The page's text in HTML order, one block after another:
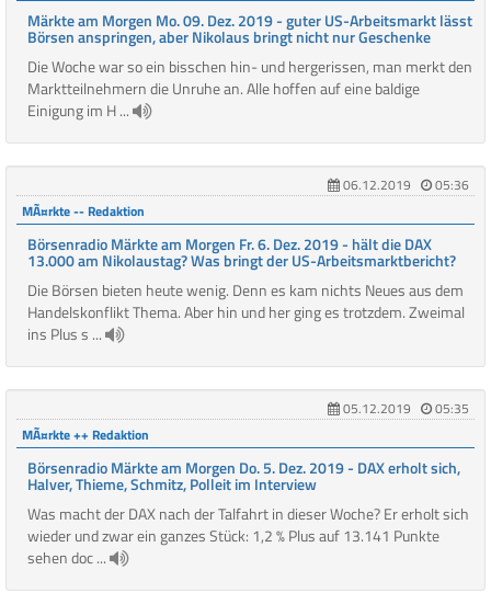
Märkte am Morgen Mo. 09. Dez. 2019 - guter US-Arbeitsmarkt lässt
Börsen anspringen, aber Nikolaus bringt nicht nur Geschenke
Die Woche war so ein bisschen hin- und hergerissen, man merkt den
Marktteilnehmern die Unruhe an. Alle hoffen auf eine baldige
Einigung im H ...
06.12.2019
05:36
MÃ¤rkte -- Redaktion
Börsenradio Märkte am Morgen Fr. 6. Dez. 2019 - hält die DAX
13.000 am Nikolaustag? Was bringt der US-Arbeitsmarktbericht?
Die Börsen bieten heute wenig. Denn es kam nichts Neues aus dem
Handelskonflikt Thema. Aber hin und her ging es trotzdem. Zweimal
ins Plus s ...
05.12.2019
05:35
MÃ¤rkte ++ Redaktion
Börsenradio Märkte am Morgen Do. 5. Dez. 2019 - DAX erholt sich,
Halver, Thieme, Schmitz, Polleit im Interview
Was macht der DAX nach der Talfahrt in dieser Woche? Er erholt sich
wieder und zwar ein ganzes Stück: 1,2 % Plus auf 13.141 Punkte
sehen doc ...